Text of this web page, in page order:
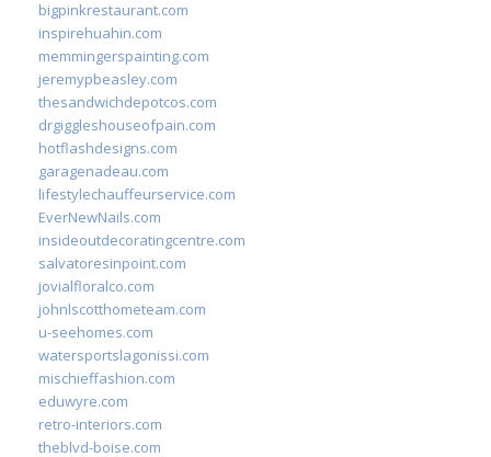
bigpinkrestaurant.com
inspirehuahin.com
memmingerspainting.com
jeremypbeasley.com
thesandwichdepotcos.com
drgiggleshouseofpain.com
hotflashdesigns.com
garagenadeau.com
lifestylechauffeurservice.com
EverNewNails.com
insideoutdecoratingcentre.com
salvatoresinpoint.com
jovialfloralco.com
johnlscotthometeam.com
u-seehomes.com
watersportslagonissi.com
mischieffashion.com
eduwyre.com
retro-interiors.com
theblvd-boise.com